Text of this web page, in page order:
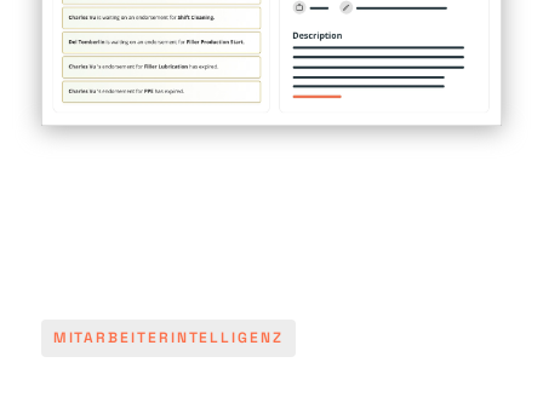
MITARBEITERINTELLIGENZ